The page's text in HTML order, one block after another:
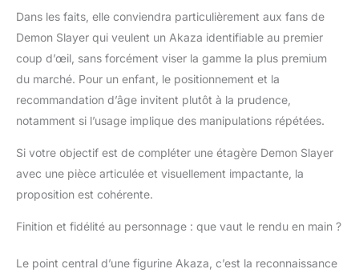
Dans les faits, elle conviendra particulièrement aux fans de
Demon Slayer qui veulent un Akaza identifiable au premier
coup d’œil, sans forcément viser la gamme la plus premium
du marché. Pour un enfant, le positionnement et la
recommandation d’âge invitent plutôt à la prudence,
notamment si l’usage implique des manipulations répétées.
Si votre objectif est de compléter une étagère Demon Slayer
avec une pièce articulée et visuellement impactante, la
proposition est cohérente.
Finition et fidélité au personnage : que vaut le rendu en main ?
Le point central d’une figurine Akaza, c’est la reconnaissance